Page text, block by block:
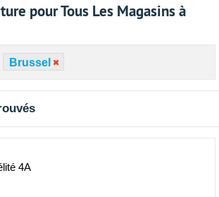
pour Tous Les Magasins à
Brussel
4A